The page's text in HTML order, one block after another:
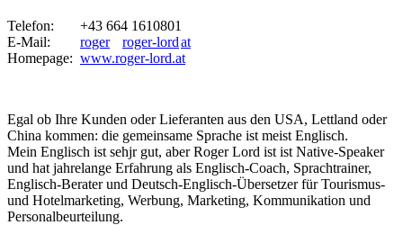
Telefon:
+43 664 1610801
E-Mail:
roger roger-lordat
Homepage: www.roger-lord.at
Egal ob Ihre Kunden oder Lieferanten aus den USA, Lettland oder
China kommen: die gemeinsame Sprache ist meist Englisch.
Mein Englisch ist sehjr gut, aber Roger Lord ist ist Native-Speaker
und hat jahrelange Erfahrung als Englisch-Coach, Sprachtrainer,
Englisch-Berater und Deutsch-Englisch-Übersetzer für Tourismus-
und Hotelmarketing, Werbung, Marketing, Kommunikation und
Personalbeurteilung.